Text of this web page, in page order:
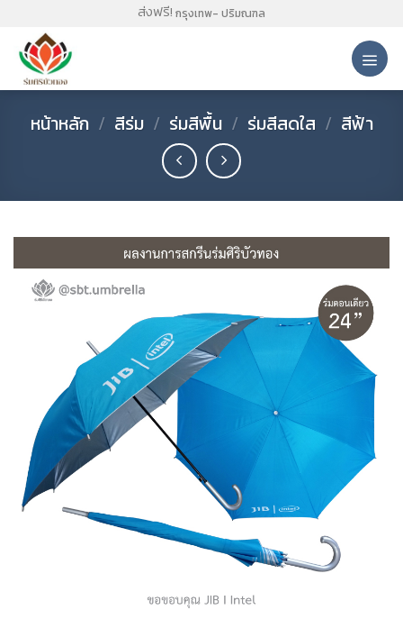
content
ส่งฟรี! กรุงเทพ- ปริมณฑล
หน้าหลัก / สีร่ม / ร่มสีพื้น / ร่มสีสดใส / สีฟ้า